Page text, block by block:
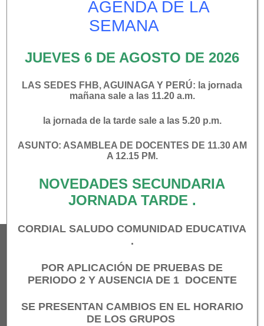
Sede Miguel de Aguinaga
Sede Félix Henao Botero
Navegación
entradas
Foro de dudas y
Directores de grupo
SOBRE NOSOTROS
Somos una institución educativa de carácter
municipios de Medellín (Antioquia-Colombia)
AGENDA DE LA
SEMANA
JUEVES 6 DE AGOSTO DE 2026
LAS SEDES FHB, AGUINAGA Y PERÚ: la jornada
mañana sale a las 11.20 a.m.
la jornada de la tarde sale a las 5.20 p.m.
ASUNTO: ASAMBLEA DE DOCENTES DE 11.30 AM
A 12.15 PM.
NOVEDADES SECUNDARIA
JORNADA TARDE .
CORDIAL SALUDO COMUNIDAD EDUCATIVA
.
POR APLICACIÓN DE PRUEBAS DE
PERIODO 2 Y AUSENCIA DE 1 DOCENTE
SE PRESENTAN CAMBIOS EN EL HORARIO
DE LOS GRUPOS